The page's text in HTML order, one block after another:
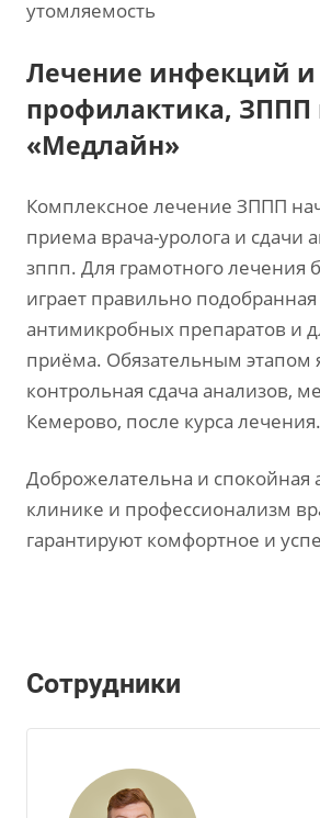
утомляемость
Лечение инфекций и
профилактика, ЗППП
«Медлайн»
Комплексное лечение ЗППП
приема врача-уролога и сдачи
зппп. Для грамотного лечения
играет правильно
антимикробных препаратов и
приёма. Обязательным этапом
контрольная сдача анализов,
Кемерово, после курса лечения.
Доброжелательна и спокойная
клинике и профессионализм
гарантируют комфортное и
Сотрудники